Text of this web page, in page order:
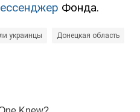
Фонда.
украинцы Донецкая область